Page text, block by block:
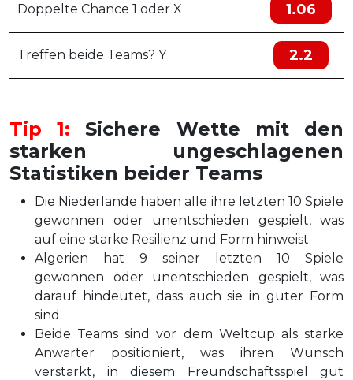
Doppelte Chance 1 oder X 1.06
Treffen beide Teams? Y 2.2
Tip 1: Sichere Wette mit den
starken ungeschlagenen
Statistiken beider Teams
Die Niederlande haben alle ihre letzten 10 Spiele
gewonnen oder unentschieden gespielt, was
auf eine starke Resilienz und Form hinweist.
Algerien hat 9 seiner letzten 10 Spiele
gewonnen oder unentschieden gespielt, was
darauf hindeutet, dass auch sie in guter Form
sind.
Beide Teams sind vor dem Weltcup als starke
Anwärter positioniert, was ihren Wunsch
verstärkt, in diesem Freundschaftsspiel gut